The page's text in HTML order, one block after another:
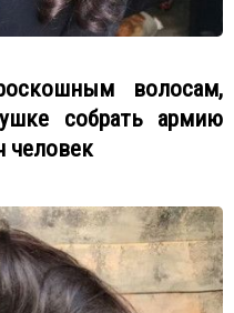
волосам,
собрать армию
человек